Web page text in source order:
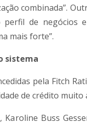
combinada”.
de negócios
mais forte”.
sistema
pela Fitch
de crédito
Karoline Buss